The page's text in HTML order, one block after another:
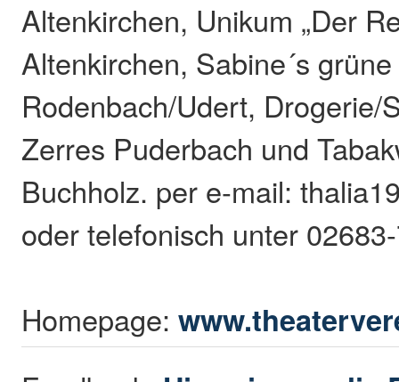
Altenkirchen, Unikum „Der
Altenkirchen, Sabine´s
Rodenbach/Udert, Drogerie/
Zerres Puderbach und
Buchholz. per e-mail:
oder telefonisch unter
Homepage: